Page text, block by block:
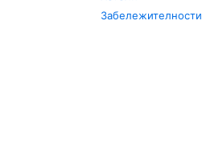
Забележителности